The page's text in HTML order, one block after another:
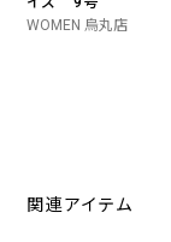
WOMEN 烏丸店
関連アイテム